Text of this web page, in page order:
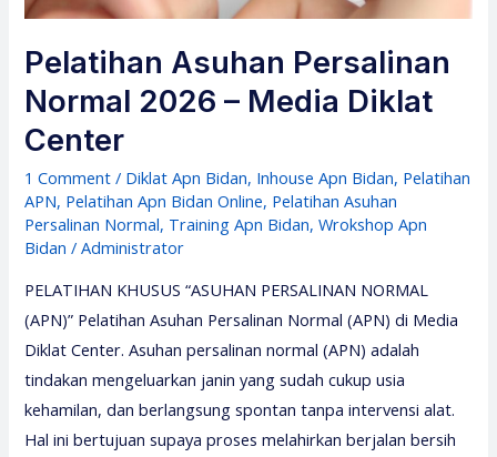
Pelatihan Asuhan Persalinan
Normal 2026 – Media Diklat
Center
1 Comment / Diklat Apn Bidan, Inhouse Apn Bidan, Pelatihan
APN, Pelatihan Apn Bidan Online, Pelatihan Asuhan
Persalinan Normal, Training Apn Bidan,Wrokshop Apn
Bidan /Administrator
PELATIHAN KHUSUS “ASUHAN PERSALINAN NORMAL
(APN)” Pelatihan Asuhan Persalinan Normal (APN) di Media
Diklat Center. Asuhan persalinan normal (APN) adalah
tindakan mengeluarkan janin yang sudah cukup usia
kehamilan, dan berlangsung spontan tanpa intervensi alat.
Hal ini bertujuan supaya proses melahirkan berjalan bersih